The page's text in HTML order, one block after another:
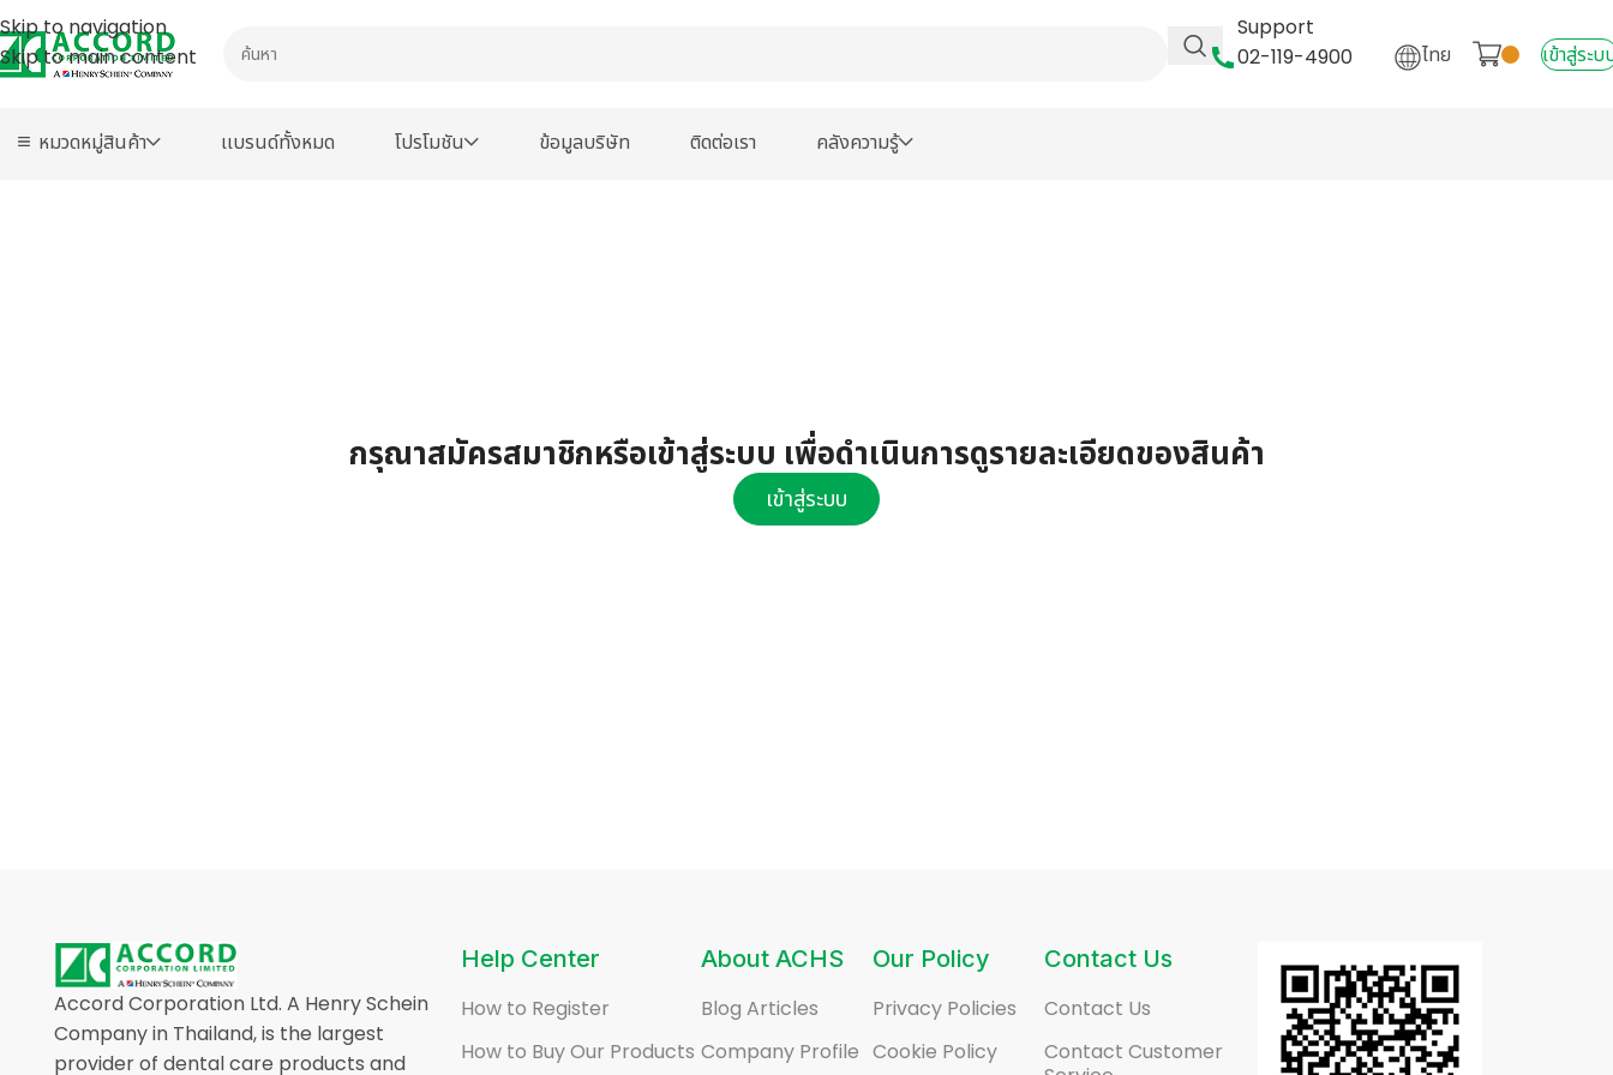
Skip to navigation
Skip to main content
Support
02-119-4900
ไทย เข้าสู่ระบ
หมวดหมู่สินค้า เเบรนด์ทั้งหมด โปรโมชัน ข้อมูลบริษัท ติดต่อเรา คลังความรู้
กรุณาสมัครสมาชิกหรือเข้าสู่ระบบ เพื่อดำเนินการดูรายละเอียดของสินค้า
เข้าสู่ระบบ
Accord Corporation Ltd. A Henry Schein
Company in Thailand, is the largest
provider of dental care products and
Help Center
How to Register
How to Buy Our Products
About ACHS
Blog Articles
Company Profile
Our Policy
Privacy Policies
Cookie Policy
Contact Us
Contact Us
Contact Customer